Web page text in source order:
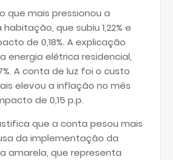
que mais pressionou a
que subiu 1,22% e
de 0,18%. A explicação
energia elétrica residencial,
A conta de luz foi o custo
elevou a inflação no mês
de 0,15 p.p.
que a conta pesou mais
da implementação da
amarela, que representa